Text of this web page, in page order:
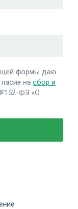
формы даю
на сбор и
ФЗ «О